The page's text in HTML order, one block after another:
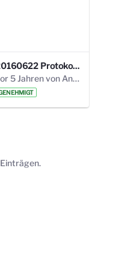
20160622 Protokoll 16. Steuerungskreis.pdf
vor 5 Jahren von Anni Schlumberger